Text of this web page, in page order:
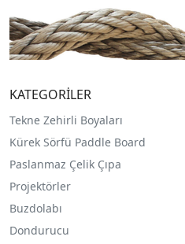
KATEGORİLER
Tekne Zehirli Boyaları
Kürek Sörfü Paddle Board
Paslanmaz Çelik Çıpa
Projektörler
Buzdolabı
Dondurucu